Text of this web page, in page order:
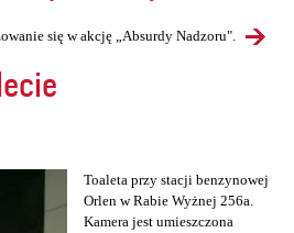
się w akcję „Absurdy Nadzoru".
Toaleta przy stacji benzynowej
Orlen w Rabie Wyżnej 256a.
Kamera jest umieszczona